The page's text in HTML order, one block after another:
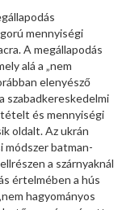
mennyiségi
A megállapodás
alá a „nem
elenyésző
szabadkereskedelmi
és mennyiségi
oldalt. Az ukrán
módszer batman-
a szárnyaknál
értelmében a hús
hagyományos